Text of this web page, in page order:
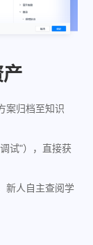
案归档至知识
试"），直接获
新人自主查阅学